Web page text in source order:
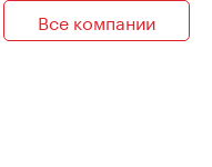
Все компании